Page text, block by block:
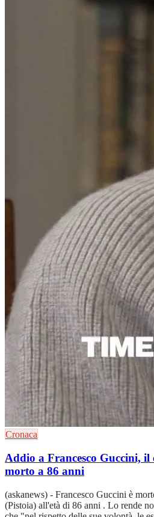
Cronaca
Addio a Francesco Guccini,
morto a 86 anni
(askanews) - Francesco Guccini è
(Pistoia) all'età di 86 anni . Lo rende